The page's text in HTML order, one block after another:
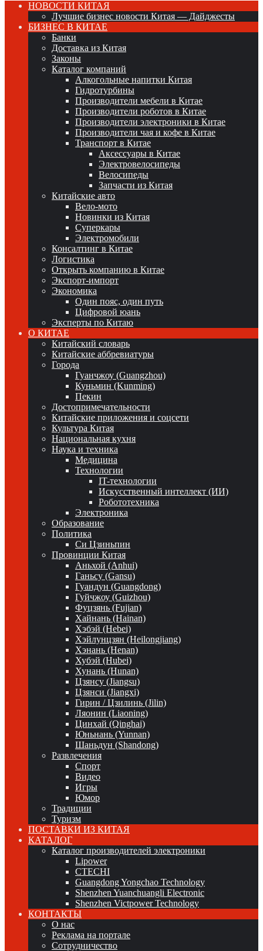
НОВОСТИ КИТАЯ
Лучшие бизнес новости Китая — Дайджесты
БИЗНЕС В КИТАЕ
Банки
Доставка из Китая
Законы
Каталог компаний
Алкогольные напитки Китая
Гидротурбины
Производители мебели в Китае
Производители роботов в Китае
Производители электроники в Китае
Производители чая и кофе в Китае
Транспорт в Китае
Аксессуары в Китае
Электровелосипеды
Велосипеды
Запчасти из Китая
Китайские авто
Вело-мото
Новинки из Китая
Суперкары
Электромобили
Консалтинг в Китае
Логистика
Открыть компанию в Китае
Экспорт-импорт
Экономика
Один пояс, один путь
Цифровой юань
Эксперты по Китаю
О КИТАЕ
Китайский словарь
Китайские аббревиатуры
Города
Гуанчжоу (Guangzhou)
Куньмин (Kunming)
Пекин
Достопримечательности
Китайские приложения и соцсети
Культура Китая
Национальная кухня
Наука и техника
Медицина
Технологии
IT-технологии
Искусственный интеллект (ИИ)
Робототехника
Электроника
Образование
Политика
Си Цзиньпин
Провинции Китая
Аньхой (Anhui)
Ганьсу (Gansu)
Гуандун (Guangdong)
Гуйчжоу (Guizhou)
Фуцзянь (Fujian)
Хайнань (Hainan)
Хэбэй (Hebei)
Хэйлунцзян (Heilongjiang)
Хэнань (Henan)
Хубэй (Hubei)
Хунань (Hunan)
Цзянсу (Jiangsu)
Цзянси (Jiangxi)
Гирин / Цзилинь (Jilin)
Ляонин (Liaoning)
Цинхай (Qinghai)
Юньнань (Yunnan)
Шаньдун (Shandong)
Развлечения
Спорт
Видео
Игры
Юмор
Традиции
Туризм
ПОСТАВКИ ИЗ КИТАЯ
КАТАЛОГ
Каталог производителей электроники
Lipower
CTECHI
Guangdong Yongchao Technology
Shenzhen Yuanchuangli Electronic
Shenzhen Victpower Technology
КОНТАКТЫ
О нас
Реклама на портале
Сотрудничество